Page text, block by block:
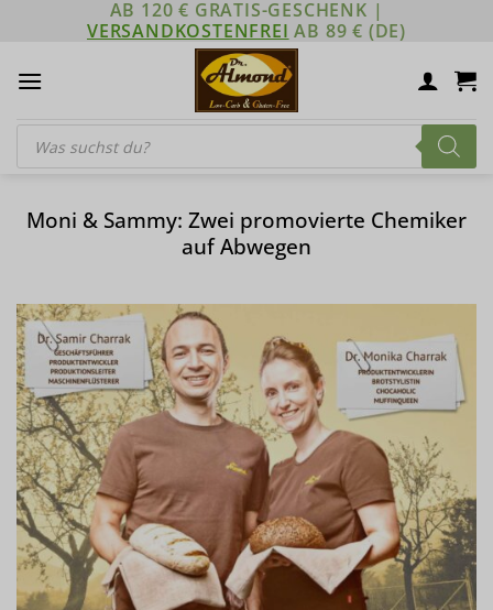
AB 120 € GRATIS-GESCHENK |
VERSANDKOSTENFREI AB 89 € (DE)
Products
search
Moni & Sammy: Zwei promovierte Chemiker
auf Abwegen